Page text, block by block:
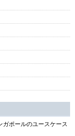
ガポールのユースケース